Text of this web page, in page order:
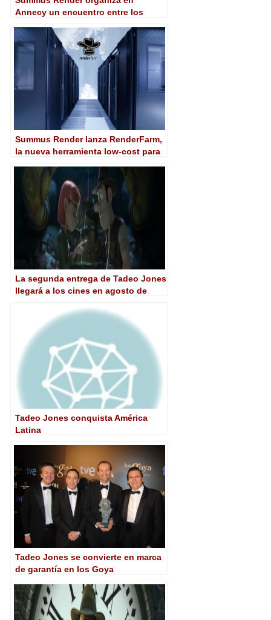
Annecy un encuentro entre los
Summus Render lanza RenderFarm,
la nueva herramienta low-cost para
La segunda entrega de Tadeo Jones
llegará a los cines en agosto de
Tadeo Jones conquista América
Latina
Tadeo Jones se convierte en marca
de garantía en los Goya